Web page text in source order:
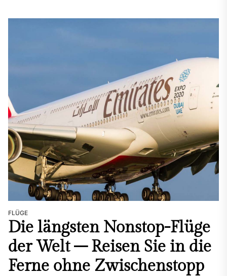
FLÜGE
Die längsten Nonstop-Flüge
der Welt – Reisen Sie in die
Ferne ohne Zwischenstopp